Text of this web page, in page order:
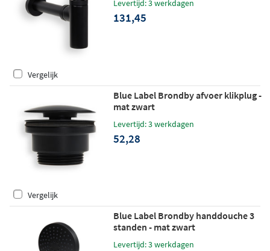
Levertijd: 3 werkdagen
131,45
Vergelijk
Blue Label Brondby afvoer klikplug -
mat zwart
Levertijd: 3 werkdagen
52,28
Vergelijk
Blue Label Brondby handdouche 3
standen - mat zwart
Levertijd: 3 werkdagen